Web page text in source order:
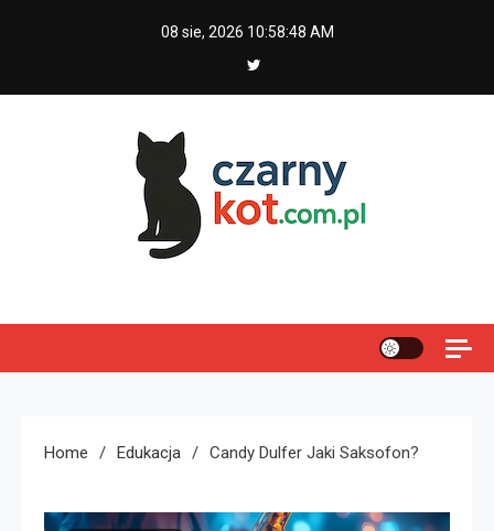
08 sie, 2026 10:58:49 AM
Home Edukacja Candy Dulfer Jaki Saksofon?